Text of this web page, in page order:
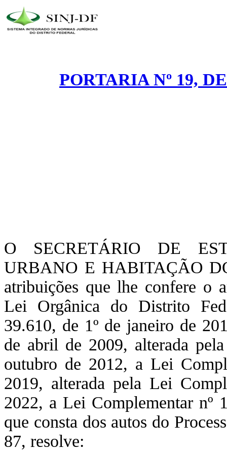
PORTARIA Nº 19,
O SECRETÁRIO DE
URBANO E HABITAÇÃO
atribuições que lhe confere o
Lei Orgânica do Distrito
39.610, de 1º de janeiro de
de abril de 2009, alterada
outubro de 2012, a Lei
2019, alterada pela Lei
2022, a Lei Complementar nº
que consta dos autos do
87, resolve: